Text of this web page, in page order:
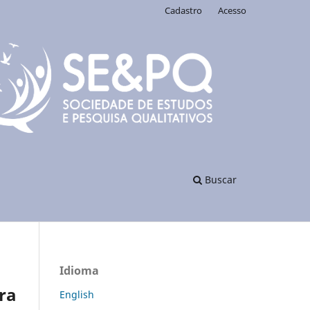
Buscar
Cadastro Acesso
Idioma
English